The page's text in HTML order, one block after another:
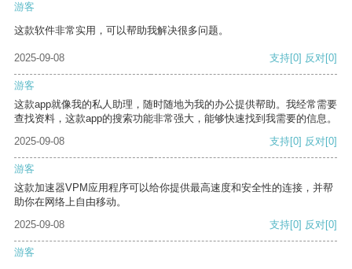
游客
这款软件非常实用，可以帮助我解决很多问题。
2025-09-08 支持[0] 反对[0]
游客
这款app就像我的私人助理，随时随地为我的办公提供帮助。我经常需要
查找资料，这款app的搜索功能非常强大，能够快速找到我需要的信息。
2025-09-08
支持[0] 反对[0]
游客
这款加速器VPM应用程序可以给你提供最高速度和安全性的连接，并帮
助你在网络上自由移动。
2025-09-08
支持[0] 反对[0]
游客